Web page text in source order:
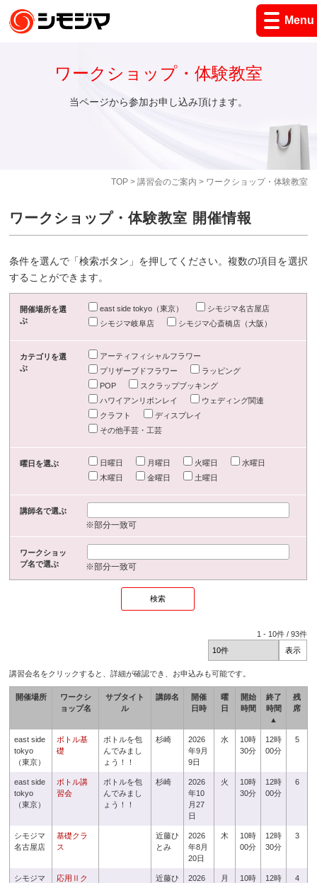
Menu
TOP> 講習会のご案内 > ワークショップ・体験教室
ワークショップ・体験教室
当ページから参加お申し込み頂けます。
ワークショップ・体験教室 開催情報
条件を選んで「検索ボタン」を押してください。複数の項目を選択
することができます。
開催場所を選
ぶ
east side tokyo（東京）
シモジマ名古屋店
シモジマ岐阜店
シモジマ心斎橋店（大阪）
カテゴリを選
ぶ
アーティフィシャルフラワー
プリザーブドフラワー
ラッピング
POP
スクラップブッキング
ハワイアンリボンレイ
ウェディング関連
クラフト
ディスプレイ
その他手芸・工芸
曜日を選ぶ 日曜日 月曜日 火曜日
水曜日
木曜日
金曜日 土曜日
講師名で選ぶ
※部分一致可
ワークショッ
プ名で選ぶ
※部分一致可
1 - 10件 /93件
講習会名をクリックすると、詳細が確認でき、お申込みも可能です。
開催場所
ワークシ
ョップ名
サブタイト
ル
講師名
開催
日時
曜
日
開始
時間
終了
時間
▲
残
席
east side
tokyo
（東京）
ボトル基
礎
ボトルを包
んでみまし
ょう！！
杉崎
2026
年9月
9日
水
10時
30分
12時
00分
5
east side
tokyo
（東京）
ボトル講
習会
ボトルを包
んでみまし
ょう！！
杉崎
2026
年10
月27
日
火
10時
30分
12時
00分
6
シモジマ
名古屋店
基礎クラ
ス
近藤ひ
とみ
2026
年8月
20日
木
10時
00分
12時
30分
3
シモジマ
応用Ⅱク
近藤ひ
2026
月
10時
12時
4